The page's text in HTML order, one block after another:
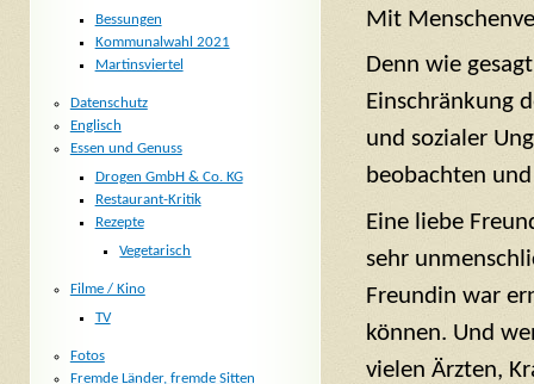
Mit
Denn wie
Einschränkung
und sozialer
beobachten
Eine liebe
sehr
Freundin war
können. Und
vielen Ärzten,
Bessungen
Kommunalwahl 2021
Martinsviertel
Datenschutz
Englisch
Essen und Genuss
Drogen GmbH & Co. KG
Restaurant-Kritik
Rezepte
Vegetarisch
Filme / Kino
TV
Fotos
Fremde Länder, fremde Sitten